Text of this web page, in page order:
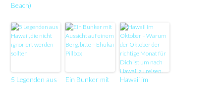
Beach)
5 Legenden aus
Ein Bunker mit
Hawaii im